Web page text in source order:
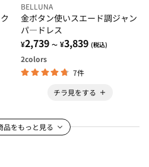
BELLUNA
金ボタン使いスエード調ジャン
パ―ドレス
¥2,739 ～ ¥3,839 (税込)
2colors
7件
チラ見をする
品をもっと見る